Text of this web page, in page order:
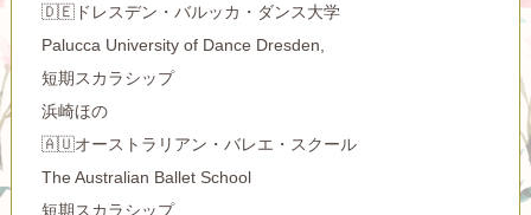
🇩🇪ドレスデン・バルッカ・ダンス大学
Palucca University of Dance Dresden,
短期スカラシップ
浜崎ほの
🇦🇺オーストラリアン・バレエ・スクール
The Australian Ballet School
短期スカラシップ